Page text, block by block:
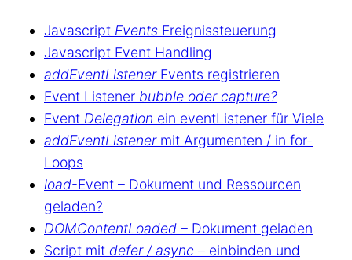
Javascript Events Ereignissteuerung
Javascript Event Handling
addEventListenerEvents registrieren
Event Listener bubble oder capture?
Event Delegation ein eventListener für Viele
addEventListenermit Argumenten / in for-
Loops
load-Event – Dokument und Ressourcen
geladen?
DOMContentLoaded – Dokument geladen
Script mit defer / async – einbinden und